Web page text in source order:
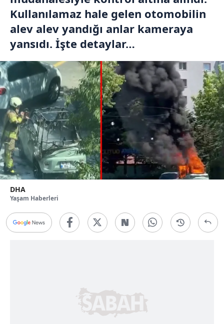
Kullanılamaz hale gelen otomobilin
alev alev yandığı anlar kameraya
yansıdı. İşte detaylar…
DHA
Yaşam Haberleri